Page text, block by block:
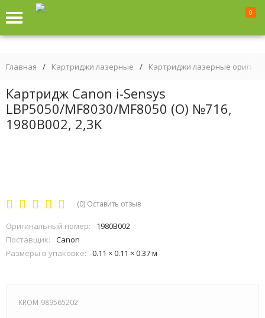
0
Главная / Картриджи лазерные / Картриджи лазерные
Картридж Canon i-Sensys
LBP5050/MF8030/MF8050 (O) №716,
1980B002, 2,3K
(0) Оставить отзыв
Оригинальный номер:
1980B002
Поставщик:
Canon
Размеры в упаковке:
0.11 × 0.11 × 0.37 м
KROM-989565202